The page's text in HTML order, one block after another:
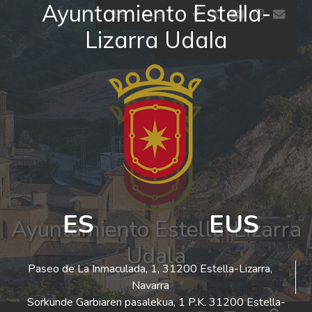
Ayuntamiento Estella-
Lizarra Udala
ES EUS
Paseo de La Inmaculada, 1, 31200 Estella-Lizarra,
Navarra
Sorkunde Garbiaren pasalekua, 1 P.K. 31200 Estella-
Ir al contenido ES EUS facebook
twitter
youtube
El tiempo - Tutiempo.net
Ayuntamiento Estella-Lizarra
Udala